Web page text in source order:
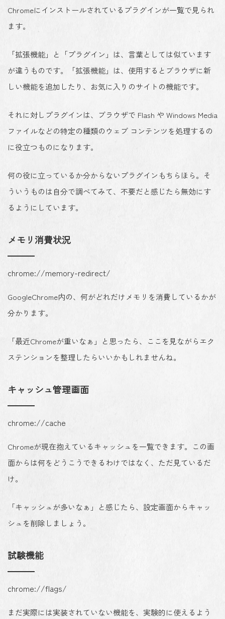
Chromeにインストールされているプラグインが一覧で見られ
ます。
「拡張機能」と「プラグイン」は、言葉としては似ています
が違うものです。「拡張機能」は、使用するとブラウザに新
しい機能を追加したり、お気に入りのサイトの機能です。
それに対しプラグインは、ブラウザで Flash や Windows Media
ファイルなどの特定の種類のウェブ コンテンツを処理するの
に役立つものになります。
何の役に立っているか分からないプラグインもちらほら。そ
ういうものは自分で調べてみて、不要だと感じたら無効にす
るようにしています。
メモリ消費状況
chrome://memory-redirect/
GoogleChrome内の、何がどれだけメモリを消費しているかが
分かります。
「最近Chromeが重いなぁ」と思ったら、ここを見ながらエク
ステンションを整理したらいいかもしれませんね。
キャッシュ管理画面
chrome://cache
Chromeが現在抱えているキャッシュを一覧できます。この画
面からは何をどうこうできるわけではなく、ただ見ているだ
け。
「キャッシュが多いなぁ」と感じたら、設定画面からキャッ
シュを削除しましょう。
試験機能
chrome://flags/
まだ実際には実装されていない機能を、実験的に使えるよう